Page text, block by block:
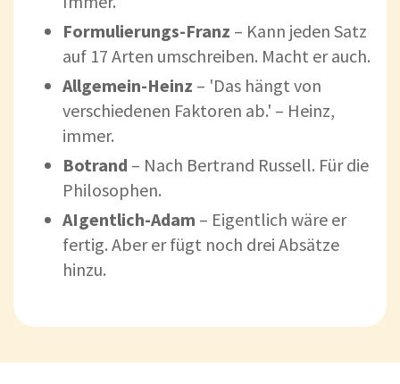
Formulierungs-Franz – Kann jeden Satz
auf 17 Arten umschreiben. Macht er auch.
Allgemein-Heinz – 'Das hängt von
verschiedenen Faktoren ab.' – Heinz,
immer.
Botrand – Nach Bertrand Russell. Für die
Philosophen.
AIgentlich-Adam – Eigentlich wäre er
fertig. Aber er fügt noch drei Absätze
hinzu.